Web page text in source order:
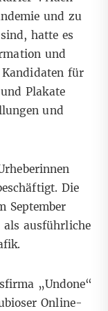
und zu
hatte es
und
für
Plakate
und
Die
September
ausführliche
.
„Undone“
Online-